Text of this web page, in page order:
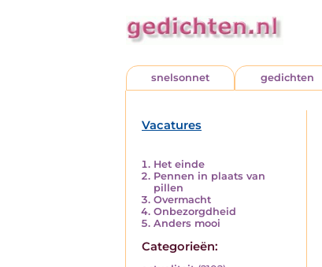
snelsonnet gedichten
Vacatures
Het einde
Pennen in plaats van
pillen
Overmacht
Onbezorgdheid
Anders mooi
Categorieën: